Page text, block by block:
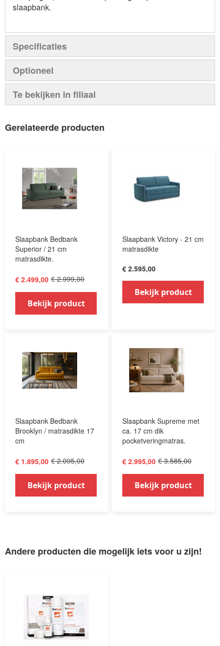
slaapbank.
Specificaties
Optioneel
Te bekijken in filiaal
Gerelateerde producten
Slaapbank Bedbank
Superior / 21 cm
matrasdikte.
€ 2.499,00 € 2.999,00
Bekijk product
Slaapbank Victory - 21 cm
matrasdikte
€ 2.595,00
Bekijk product
Slaapbank Bedbank
Brooklyn / matrasdikte 17
cm
€ 1.895,00 € 2.095,00
Bekijk product
Slaapbank Supreme met
ca. 17 cm dik
pocketveringmatras.
€ 2.995,00 € 3.585,00
Bekijk product
Andere producten die mogelijk iets voor u zijn!